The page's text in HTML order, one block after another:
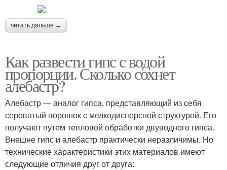
читать дальше →
Как развести гипс с водой
пропорции. Сколько сохнет
алебастр?
Алебастр — аналог гипса, представляющий из себя
сероватый порошок с мелкодисперсной структурой. Его
получают путем тепловой обработки двуводного гипса.
Внешне гипс и алебастр практически неразличимы. Но
технические характеристики этих материалов имеют
следующие отличия друг от друга: